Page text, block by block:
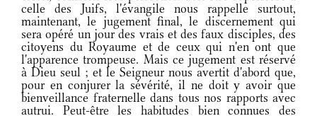
celle des Juifs, l'évangile nous rappelle surtout,
maintenant, le jugement final, le discernement qui
sera opéré un jour des vrais et des faux disciples, des
citoyens du Royaume et de ceux qui n'en ont que
l'apparence trompeuse. Mais ce jugement est réservé
à Dieu seul ; et le Seigneur nous avertit d'abord que,
pour en conjurer la sévérité, il ne doit y avoir que
bienveillance fraternelle dans tous nos rapports avec
autrui. Peut-être les habitudes bien connues des